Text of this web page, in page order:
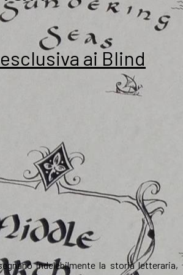
ai Blind
indelebilmente la storia letteraria,